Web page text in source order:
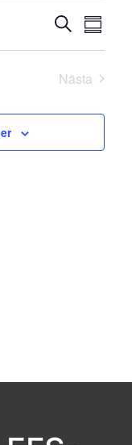
and
Views
Sök
Nästa